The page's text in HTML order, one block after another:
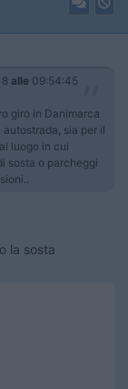
alle 09:54:45
giro in Danimarca
sia per il
luogo in cui
sosta o parcheggi
la sosta